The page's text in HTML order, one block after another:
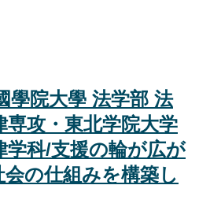
學院大學 法学部 法
専攻・東北学院大学
学科/支援の輪が広が
の仕組みを構築し